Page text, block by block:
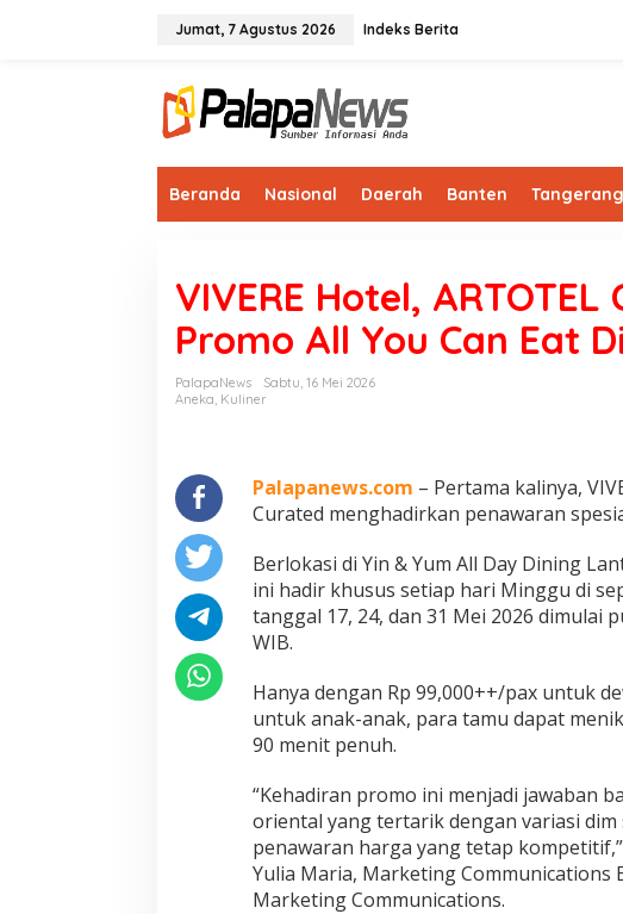
Jumat, 7 Agustus 2026 Indeks Berita
Beranda Nasional Daerah Banten
VIVERE Hotel,
Promo All You Can Eat
PalapaNews
Sabtu, 16 Mei 2026
Aneka, Kuliner
Palapanews.com – Pertama kalinya,
Curated menghadirkan penawaran
Berlokasi di Yin & Yum All Day Dining
ini hadir khusus setiap hari Minggu di
tanggal 17, 24, dan 31 Mei 2026 dimulai
WIB.
Hanya dengan Rp 99,000++/pax untuk
untuk anak-anak, para tamu dapat
90 menit penuh.
“Kehadiran promo ini menjadi jawaban
oriental yang tertarik dengan variasi
penawaran harga yang tetap
Yulia Maria, Marketing Communications
Marketing Communications.